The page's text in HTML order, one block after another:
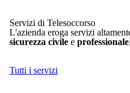
Servizi di Telesoccorso
L'azienda eroga servizi
sicurezza civile e professionale
Tutti i servizi